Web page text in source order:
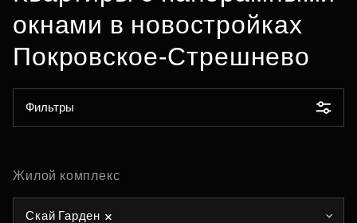
окнами в новостройках
Покровское-Стрешнево
Фильтры
Жилой комплекс
Скай Гарден